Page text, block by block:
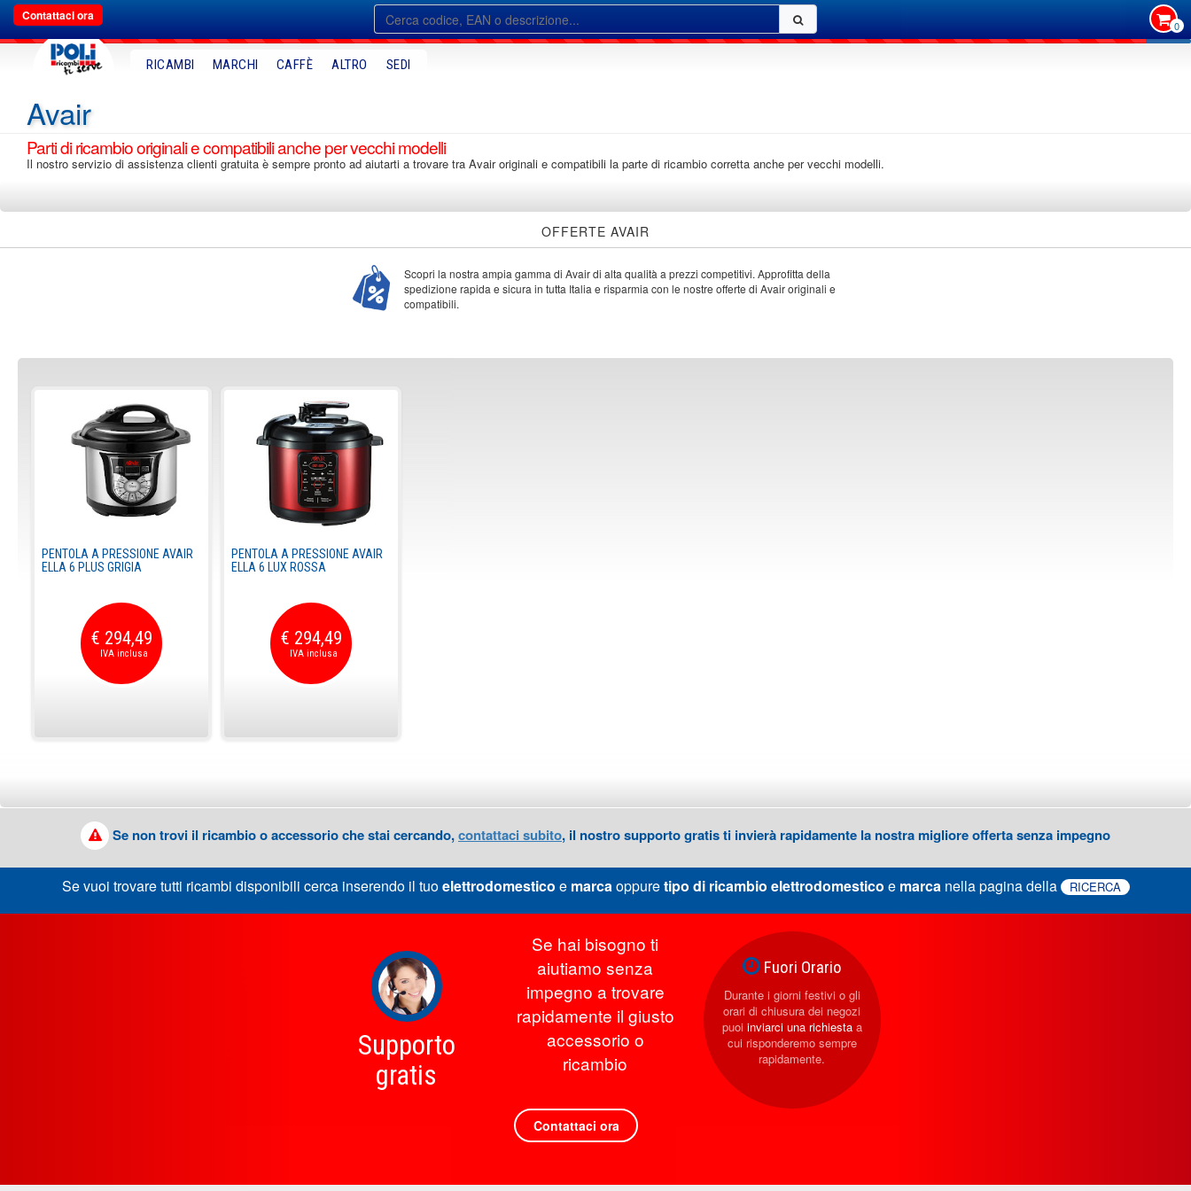
Contattaci ora
0
RICAMBI MARCHI CAFFÈ ALTRO SEDI
Avair
Parti di ricambio originali e compatibili anche per vecchi modelli
Il nostro servizio di assistenza clienti gratuita è sempre pronto ad aiutarti a trovare tra Avair originali e compatibili la parte di ricambio corretta anche per vecchi modelli.
OFFERTE AVAIR
Scopri la nostra ampia gamma di Avair di alta qualità a prezzi competitivi. Approfitta della
spedizione rapida e sicura in tutta Italia e risparmia con le nostre offerte di Avair originali e
compatibili.
PENTOLA A PRESSIONE AVAIR
ELLA 6 PLUS GRIGIA
€ 294,49
PENTOLA A PRESSIONE AVAIR
ELLA 6 LUX ROSSA
€ 294,49
Se non trovi il ricambio o accessorio che stai cercando,contattaci subito, il nostro supporto gratis ti invierà rapidamente la nostra migliore offerta senza impegno
Se vuoi trovare tutti ricambi disponibili cerca inserendo il tuoelettrodomestico e marcaoppuretipo di ricambio elettrodomestico e marcanella pagina della RICERCA
Supporto
gratis
Se hai bisogno ti
aiutiamo senza
impegno a trovare
rapidamente il giusto
accessorio o
ricambio
Contattaci ora
Fuori Orario
Durante i giorni festivi o gli
orari di chiusura dei negozi
puoi inviarci una richiestaa
cui risponderemo sempre
rapidamente.